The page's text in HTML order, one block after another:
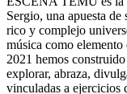
Sergio, una apuesta de
rico y complejo
música como
2021 hemos
explorar, abraza,
vinculadas a ejercicios